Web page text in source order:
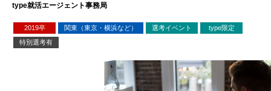
type就活エージェント事務局
2019卒 関東（東京・横浜など） 選考イベント
type限定
特別選考有